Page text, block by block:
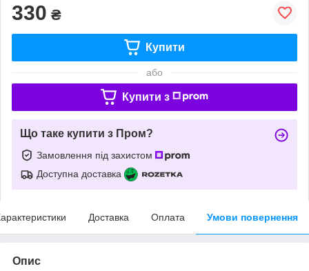
330 ₴
Купити
або
Купити з
Що таке купити з Пром?
Замовлення під захистом
Доступна доставка
Доставка Оплата Умови повернення
Опис